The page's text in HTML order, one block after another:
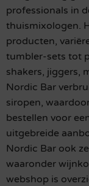
professionals in
thuismixologen.
producten,
tumbler-sets tot
shakers, jiggers,
Nordic Bar
siropen,
bestellen voor
uitgebreide
Nordic Bar ook
waaronder
webshop is